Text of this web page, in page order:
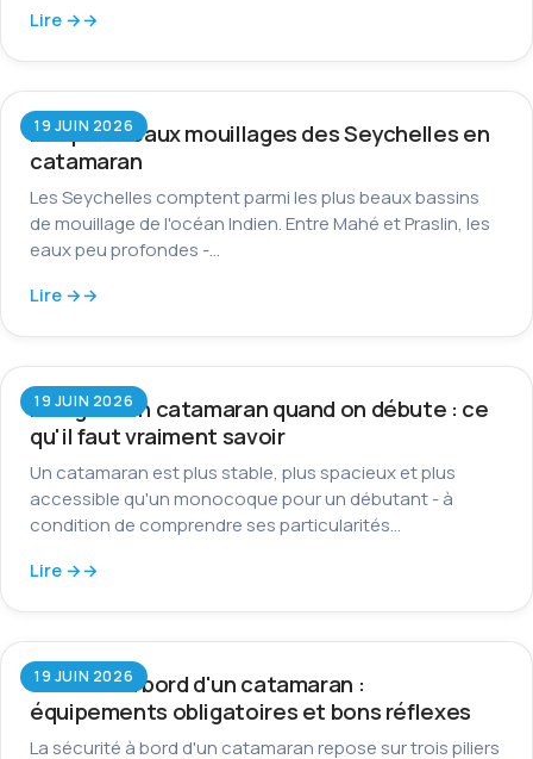
Lire →
19 JUIN 2026
Les plus beaux mouillages des Seychelles en
catamaran
Les Seychelles comptent parmi les plus beaux bassins
de mouillage de l'océan Indien. Entre Mahé et Praslin, les
eaux peu profondes -…
Lire →
19 JUIN 2026
Naviguer en catamaran quand on débute : ce
qu'il faut vraiment savoir
Un catamaran est plus stable, plus spacieux et plus
accessible qu'un monocoque pour un débutant - à
condition de comprendre ses particularités…
Lire →
19 JUIN 2026
Sécurité à bord d'un catamaran :
équipements obligatoires et bons réflexes
La sécurité à bord d'un catamaran repose sur trois piliers